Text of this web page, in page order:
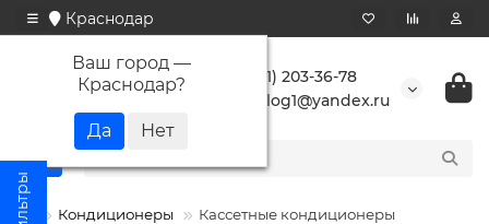
Краснодар
Ваш город —
Краснодар?
+7 (861) 203-36-78
buranlog1@yandex.ru
Кондиционеры Кассетные кондиционеры